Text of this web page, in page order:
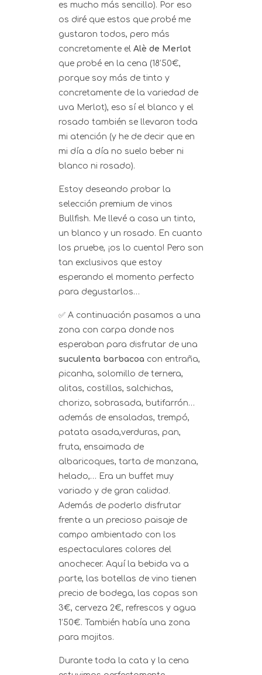
es mucho más sencillo). Por eso
os diré que estos que probé me
gustaron todos, pero más
concretamente el Alè de Merlot
que probé en la cena (18’50€,
porque soy más de tinto y
concretamente de la variedad de
uva Merlot), eso sí el blanco y el
rosado también se llevaron toda
mi atención (y he de decir que en
mi día a día no suelo beber ni
blanco ni rosado).
Estoy deseando probar la
selección premium de vinos
Bullfish. Me llevé a casa un tinto,
un blanco y un rosado. En cuanto
los pruebe, ¡os lo cuento! Pero son
tan exclusivos que estoy
esperando el momento perfecto
para degustarlos…
✅ A continuación pasamos a una
zona con carpa donde nos
esperaban para disfrutar de una
suculenta barbacoa con entraña,
picanha, solomillo de ternera,
alitas, costillas, salchichas,
chorizo, sobrasada, butifarrón…
además de ensaladas, trempó,
patata asada,verduras, pan,
fruta, ensaimada de
albaricoques, tarta de manzana,
helado,… Era un buffet muy
variado y de gran calidad.
Además de poderlo disfrutar
frente a un precioso paisaje de
campo ambientado con los
espectaculares colores del
anochecer. Aquí la bebida va a
parte, las botellas de vino tienen
precio de bodega, las copas son
3€, cerveza 2€, refrescos y agua
1’50€. También había una zona
para mojitos.
Durante toda la cata y la cena